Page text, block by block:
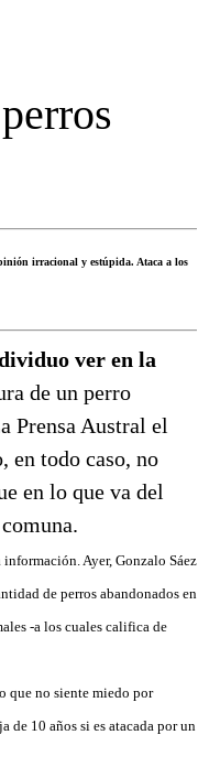
irracional y estúpida. Ataca a los
ver en la
de un perro
Prensa Austral el
en todo caso, no
en lo que va del
Ayer, Gonzalo Sáez
de perros abandonados en
-a los cuales califica de
que no siente miedo por
de 10 años si es atacada por un